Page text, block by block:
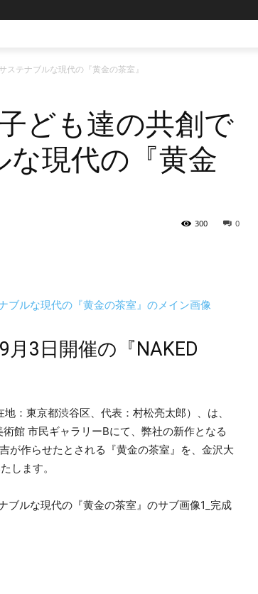
テナブルな現代の『黄金の茶室』
ども達の共創で
現代の『黄金
0
300
3日開催の『NAKED
：東京都渋谷区、代表：村松亮太郎）、は、
館 市民ギャラリーBにて、弊社の新作となる
が作らせたとされる『黄金の茶室』を、金沢大
します。